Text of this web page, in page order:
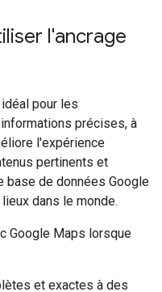
l'ancrage
pour les
précises, à
l'expérience
pertinents et
base de données Google
dans le monde.
Google Maps lorsque
et exactes à des